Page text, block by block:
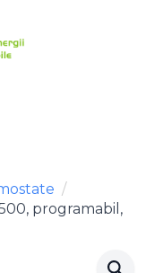
programabil,